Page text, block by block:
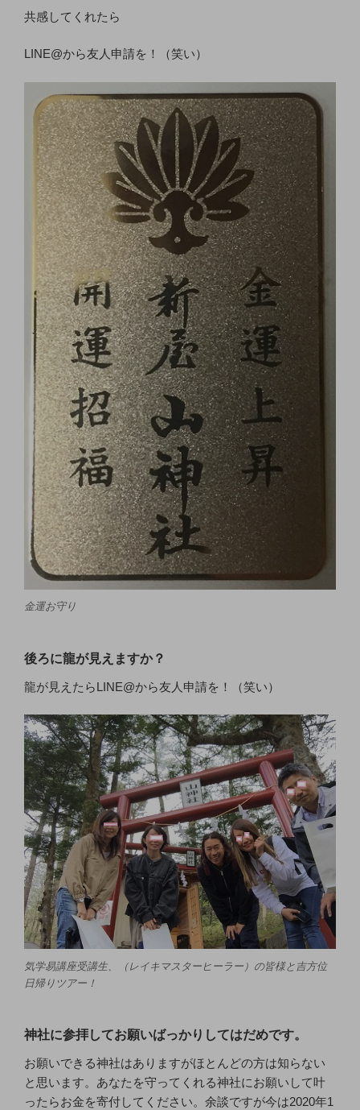
共感してくれたら
LINE@から友人申請を！（笑い）
金運お守り
後ろに龍が見えますか？
龍が見えたらLINE@から友人申請を！（笑い）
気学易講座受講生、（レイキマスターヒーラー）の皆様と吉方位
日帰りツアー！
神社に参拝してお願いばっかりしてはだめです。
お願いできる神社はありますがほとんどの方は知らない
と思います。あなたを守ってくれる神社にお願いして叶
ったらお金を寄付してください。余談ですが今は2020年1